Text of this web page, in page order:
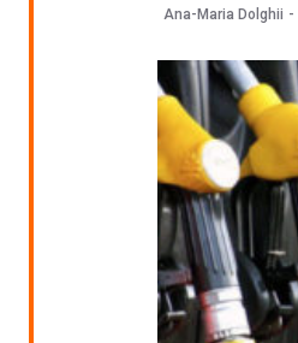
Ana-Maria Dolghii